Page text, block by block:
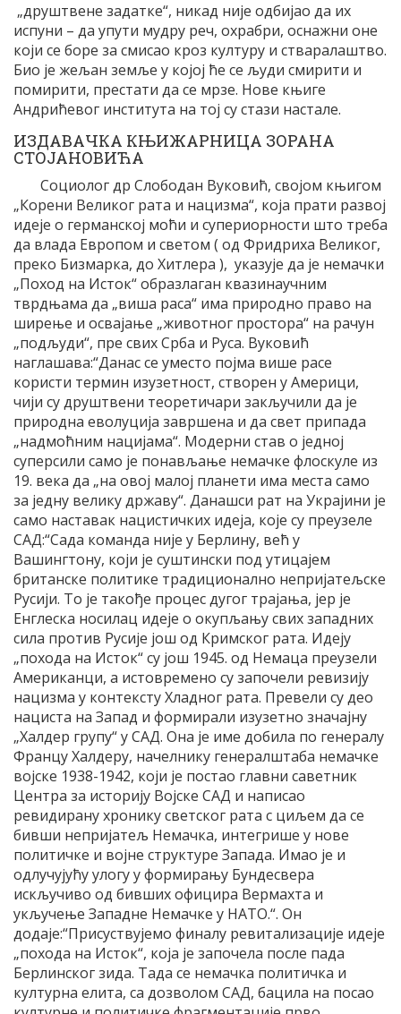
„друштвене задатке“, никад није одбијао да их
испуни – да упути мудру реч, охрабри, оснажни оне
који се боре за смисао кроз културу и стваралаштво.
Био је жељан земље у којој ће се људи смирити и
помирити, престати да се мрзе. Нове књиге
Андрићевог института на тој су стази настале.
ИЗДАВАЧКА КЊИЖАРНИЦА ЗОРАНА
СТОЈАНОВИЋА
Социолог др Слободан Вуковић, својом књигом
„Корени Великог рата и нацизма“, која прати развој
идеје о германској моћи и супериорности што треба
да влада Европом и светом ( од Фридриха Великог,
преко Бизмарка, до Хитлера ), указује да је немачки
„Поход на Исток“ образлаган квазинаучним
тврдњама да „виша раса“ има природно право на
ширење и освајање „животног простора“ на рачун
„подљуди“, пре свих Срба и Руса. Вуковић
наглашава:“Данас се уместо појма више расе
користи термин изузетност, створен у Америци,
чији су друштвени теоретичари закључили да је
природна еволуција завршена и да свет припада
„надмоћним нацијама“. Модерни став о једној
суперсили само је понављање немачке флоскуле из
19. века да „на овој малој планети има места само
за једну велику државу“. Данашси рат на Украјини је
само наставак нацистичких идеја, које су преузеле
САД:“Сада команда није у Берлину, већ у
Вашингтону, који је суштински под утицајем
британске политике традиционално непријатељске
Русији. То је такође процес дугог трајања, јер је
Енглеска носилац идеје о окупљању свих западних
сила против Русије још од Кримског рата. Идеју
„похода на Исток“ су још 1945. од Немаца преузели
Американци, а истовремено су започели ревизију
нацизма у контексту Хладног рата. Превели су део
нациста на Запад и формирали изузетно значајну
„Халдер групу“ у САД. Она је име добила по генералу
Францу Халдеру, начелнику генералштаба немачке
војске 1938-1942, који је постао главни саветник
Центра за историју Војске САД и написао
ревидирану хронику светског рата с циљем да се
бивши непријатељ Немачка, интегрише у нове
политичке и војне структуре Запада. Имао је и
одлучујућу улогу у формирању Бундесвера
искључиво од бивших официра Вермахта и
укључење Западне Немачке у НАТО.“. Он
додаје:“Присуствујемо финалу ревитализације идеје
„похода на Исток“, која је започела после пада
Берлинског зида. Тада се немачка политичка и
културна елита, са дозволом САД, бацила на посао